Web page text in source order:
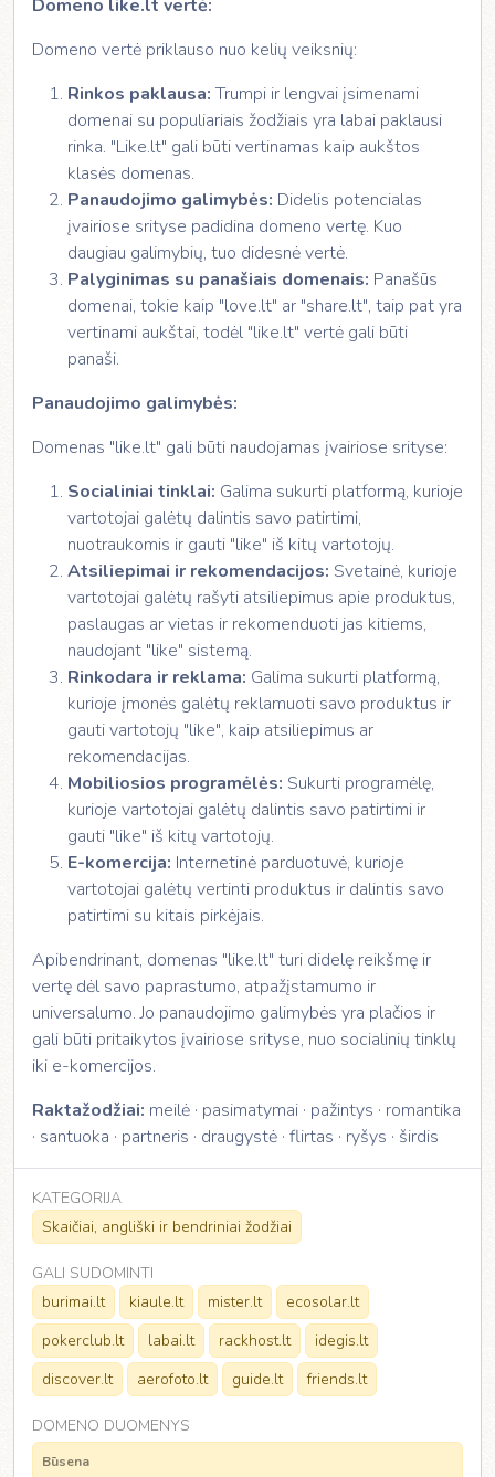
Domeno like.lt vertė:
Domeno vertė priklauso nuo kelių veiksnių:
Rinkos paklausa:Trumpi ir lengvai įsimenami
domenai su populiariais žodžiais yra labai paklausi
rinka. "Like.lt" gali būti vertinamas kaip aukštos
klasės domenas.
Panaudojimo galimybės: Didelis potencialas
įvairiose srityse padidina domeno vertę. Kuo
daugiau galimybių, tuo didesnė vertė.
Palyginimas su panašiais domenais: Panašūs
domenai, tokie kaip "love.lt" ar "share.lt", taip pat yra
vertinami aukštai, todėl "like.lt" vertė gali būti
panaši.
Panaudojimo galimybės:
Domenas "like.lt" gali būti naudojamas įvairiose srityse:
Socialiniai tinklai: Galima sukurti platformą, kurioje
vartotojai galėtų dalintis savo patirtimi,
nuotraukomis ir gauti "like" iš kitų vartotojų.
Atsiliepimai ir rekomendacijos: Svetainė, kurioje
vartotojai galėtų rašyti atsiliepimus apie produktus,
paslaugas ar vietas ir rekomenduoti jas kitiems,
naudojant "like" sistemą.
Rinkodara ir reklama: Galima sukurti platformą,
kurioje įmonės galėtų reklamuoti savo produktus ir
gauti vartotojų "like", kaip atsiliepimus ar
rekomendacijas.
Mobiliosios programėlės: Sukurti programėlę,
kurioje vartotojai galėtų dalintis savo patirtimi ir
gauti "like" iš kitų vartotojų.
E-komercija: Internetinė parduotuvė, kurioje
vartotojai galėtų vertinti produktus ir dalintis savo
patirtimi su kitais pirkėjais.
Apibendrinant, domenas "like.lt" turi didelę reikšmę ir
vertę dėl savo paprastumo, atpažįstamumo ir
universalumo. Jo panaudojimo galimybės yra plačios ir
gali būti pritaikytos įvairiose srityse, nuo socialinių tinklų
iki e-komercijos.
Raktažodžiai: meilė · pasimatymai · pažintys · romantika
· santuoka · partneris · draugystė · flirtas · ryšys · širdis
KATEGORIJA
Skaičiai, angliški ir bendriniai žodžiai
GALI SUDOMINTI
burimai.lt
kiaule.lt mister.lt
ecosolar.lt
pokerclub.lt
labai.lt rackhost.lt
idegis.lt
discover.lt
aerofoto.lt guide.lt friends.lt
DOMENO DUOMENYS
Būsena